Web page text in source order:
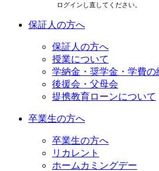
ログインし直してください。
保証人の方へ
保証人の方へ
授業について
学納金・奨学金・学費の
後援会・父母会
提携教育ローンについて
卒業生の方へ
卒業生の方へ
リカレント
ホームカミングデー